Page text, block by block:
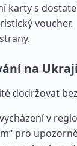
karty s
voucher.
na
dodržovat
v
pro